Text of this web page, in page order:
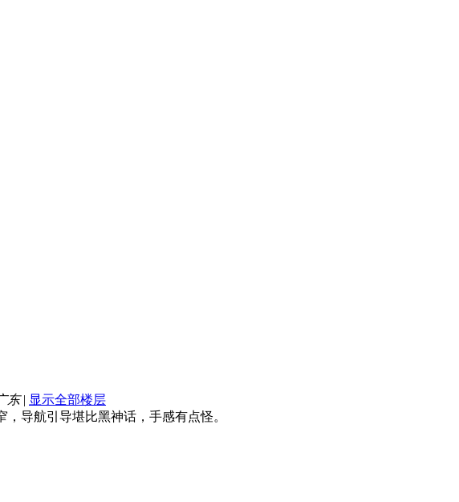
东 | 显示全部楼层
导航引导堪比黑神话，手感有点怪。